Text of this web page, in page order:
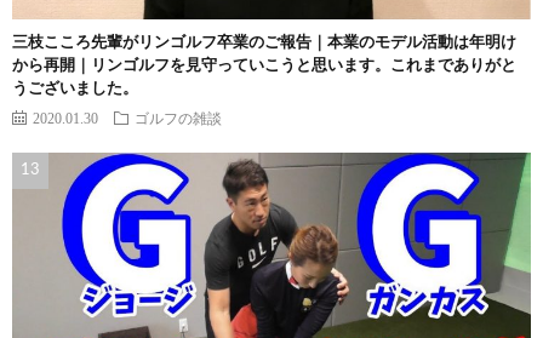
三枝こころ先輩がリンゴルフ卒業のご報告｜本業のモデル活動は年明け
から再開｜リンゴルフを見守っていこうと思います。これまでありがと
うございました。
2020.01.30 ゴルフの雑談